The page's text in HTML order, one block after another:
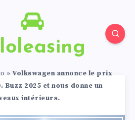
» Volkswagen annonce le prix
Buzz 2025 et nous donne un
intérieurs.